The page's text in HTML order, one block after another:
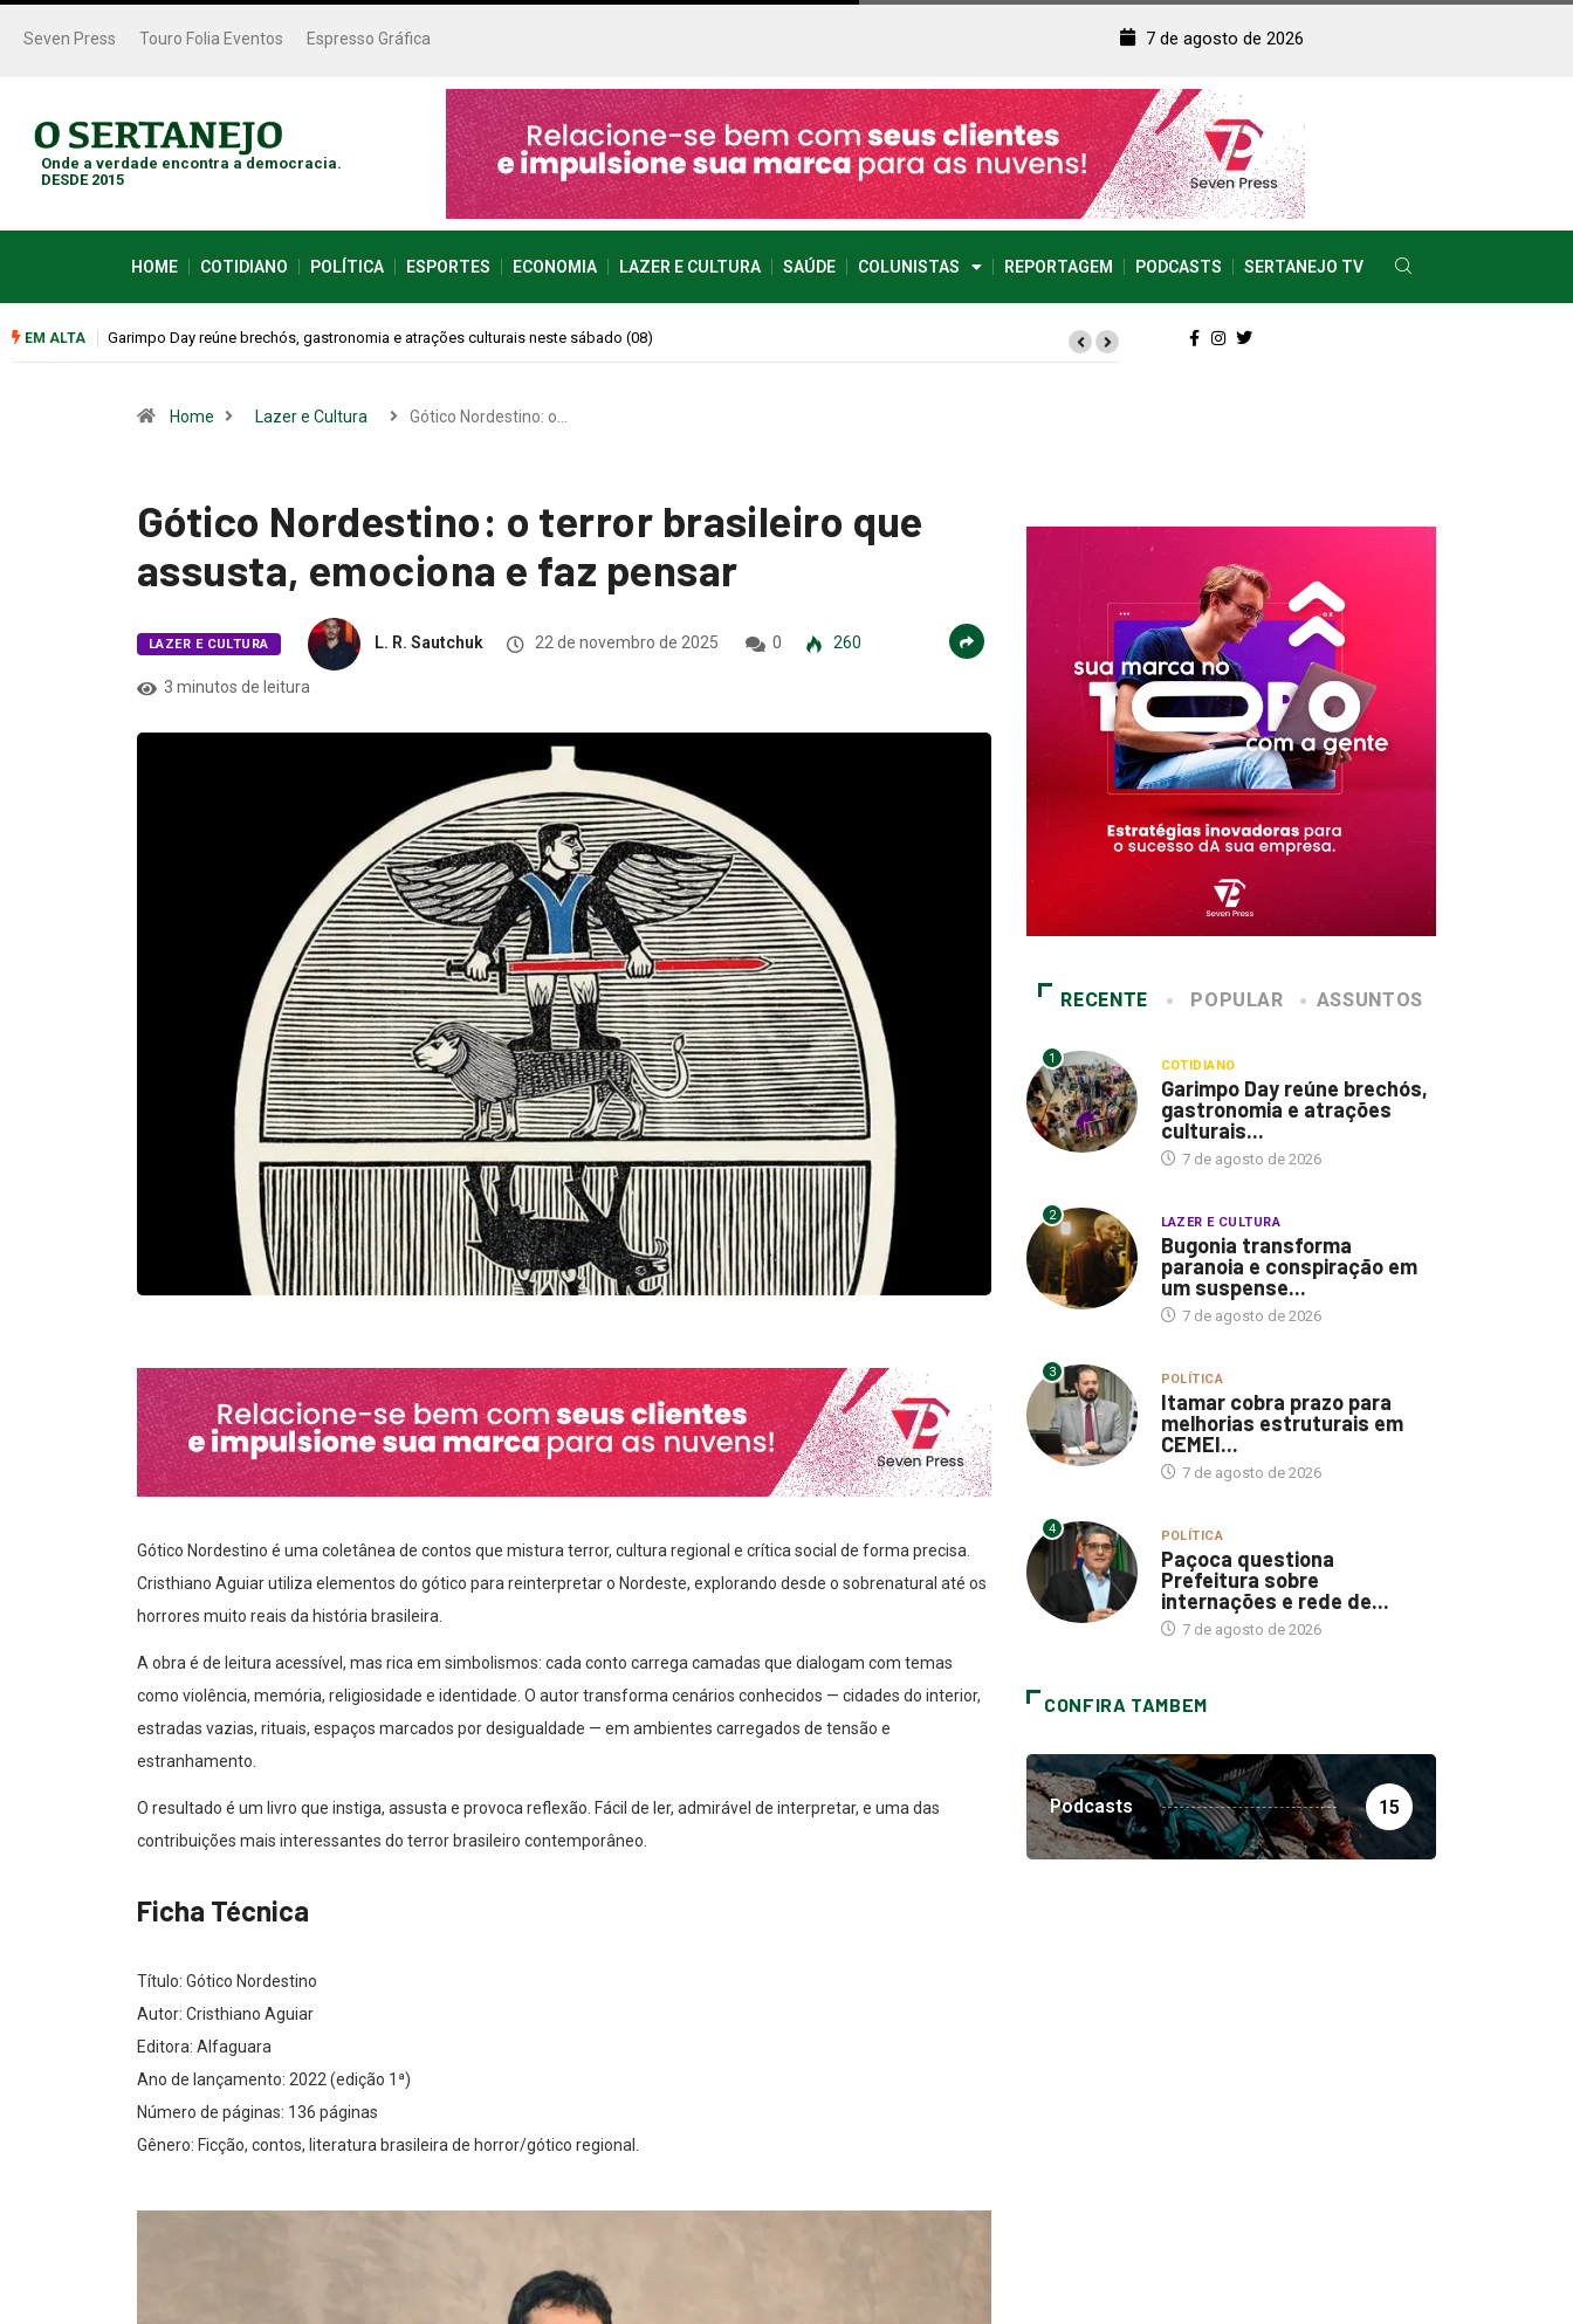
Seven Press Touro Folia Eventos Espresso Gráfica 7 de agosto de 2026
Onde a verdade encontra a democracia.
DESDE 2015
HOME COTIDIANO POLÍTICA ESPORTES ECONOMIA LAZER E CULTURA SAÚDE COLUNISTAS REPORTAGEM PODCASTS SERTANEJO TV
EM ALTA Bugonia transforma paranoia e conspiração em um suspense imprevisível
Home Lazer e Cultura Gótico Nordestino: o…
Gótico Nordestino: o terror brasileiro que
assusta, emociona e faz pensar
LAZER E CULTURA L. R. Sautchuk 22 de novembro de 2025 0 260
3 minutos de leitura
Gótico Nordestino é uma coletânea de contos que mistura terror, cultura regional e crítica social de forma precisa.
Cristhiano Aguiar utiliza elementos do gótico para reinterpretar o Nordeste, explorando desde o sobrenatural até os
horrores muito reais da história brasileira.
A obra é de leitura acessível, mas rica em simbolismos: cada conto carrega camadas que dialogam com temas
como violência, memória, religiosidade e identidade. O autor transforma cenários conhecidos — cidades do interior,
estradas vazias, rituais, espaços marcados por desigualdade — em ambientes carregados de tensão e
estranhamento.
O resultado é um livro que instiga, assusta e provoca reflexão. Fácil de ler, admirável de interpretar, e uma das
contribuições mais interessantes do terror brasileiro contemporâneo.
Ficha Técnica
Título: Gótico Nordestino
Autor: Cristhiano Aguiar
Editora: Alfaguara
Ano de lançamento: 2022 (edição 1ª)
Número de páginas: 136 páginas
Gênero: Ficção, contos, literatura brasileira de horror/gótico regional.
RECENTE POPULAR ASSUNTOS
1 COTIDIANO
Garimpo Day reúne brechós,
gastronomia e atrações
culturais...
7 de agosto de 2026
2 LAZER E CULTURA
Bugonia transforma
paranoia e conspiração em
um suspense...
7 de agosto de 2026
3 POLÍTICA
Itamar cobra prazo para
melhorias estruturais em
CEMEI...
7 de agosto de 2026
4 POLÍTICA
Paçoca questiona
Prefeitura sobre
internações e rede de...
7 de agosto de 2026
CONFIRA TAMBEM
Podcasts 15